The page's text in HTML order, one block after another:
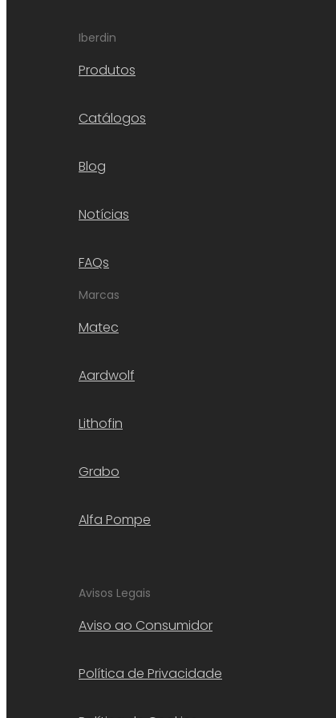
Iberdin
Produtos
Catálogos
Blog
Notícias
FAQs
Marcas
Matec
Aardwolf
Lithofin
Grabo
Alfa Pompe
Avisos Legais
Aviso ao Consumidor
Política de Privacidade